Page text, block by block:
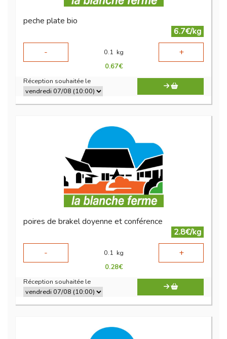
peche plate bio
6.7€/kg
-
0.1 kg +
0.67€
Réception souhaitée le
poires de brakel doyenne et conférence
2.8€/kg
-
0.1 kg +
0.28€
Réception souhaitée le